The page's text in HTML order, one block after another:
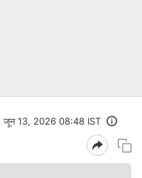
जून 13, 2026 08:48 IST